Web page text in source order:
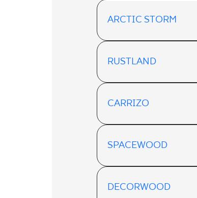
ARCTIC STORM
RUSTLAND
CARRIZO
SPACEWOOD
DECORWOOD